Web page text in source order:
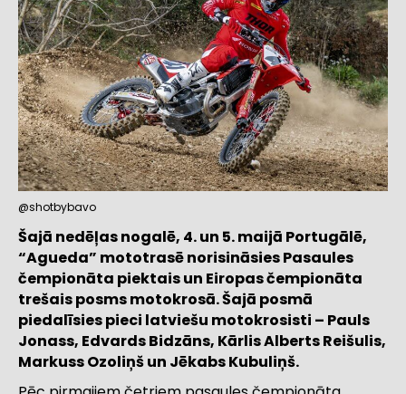
@shotbybavo
Šajā nedēļas nogalē, 4. un 5. maijā Portugālē,
“Agueda” mototrasē norisināsies Pasaules
čempionāta piektais un Eiropas čempionāta
trešais posms motokrosā. Šajā posmā
piedalīsies pieci latviešu motokrosisti – Pauls
Jonass, Edvards Bidzāns, Kārlis Alberts Reišulis,
Markuss Ozoliņš un Jēkabs Kubuliņš.